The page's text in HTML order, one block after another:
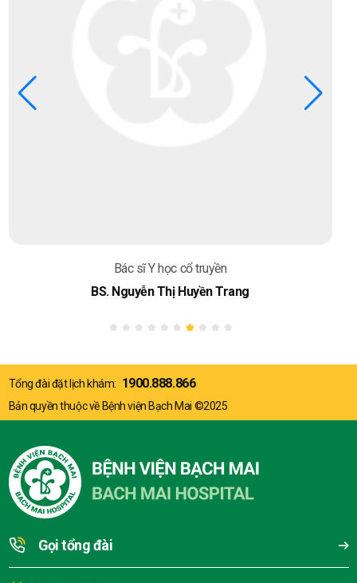
Bác sĩ Y học cổ truyền
BS. Nguyễn Thị Huyền Trang
Tổng đài đặt lịch khám: 1900.888.866
Bản quyền thuộc về Bệnh viện Bạch Mai ©2025
Gọi tổng đài